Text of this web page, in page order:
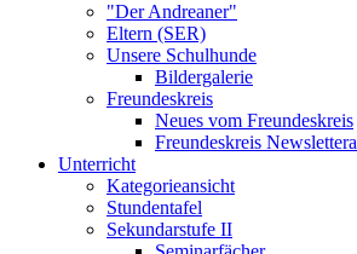
"Der Andreaner"
Eltern (SER)
Unsere Schulhunde
Bildergalerie
Freundeskreis
Neues vom Freundeskreis
Freundeskreis
Unterricht
Kategorieansicht
Stundentafel
Sekundarstufe II